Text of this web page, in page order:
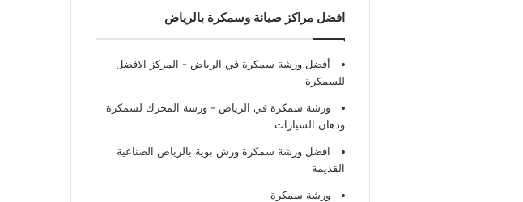
افضل مراكز صيانة وسمكرة بالرياض
أفضل ورشة سمكرة في الرياض - المركز الافضل
للسمكرة
ورشة سمكرة في الرياض - ورشة المحرك لسمكرة
ودهان السيارات
افضل ورشة سمكرة ورش بوية بالرياض الصناعية
القديمة
ورشة سمكرة